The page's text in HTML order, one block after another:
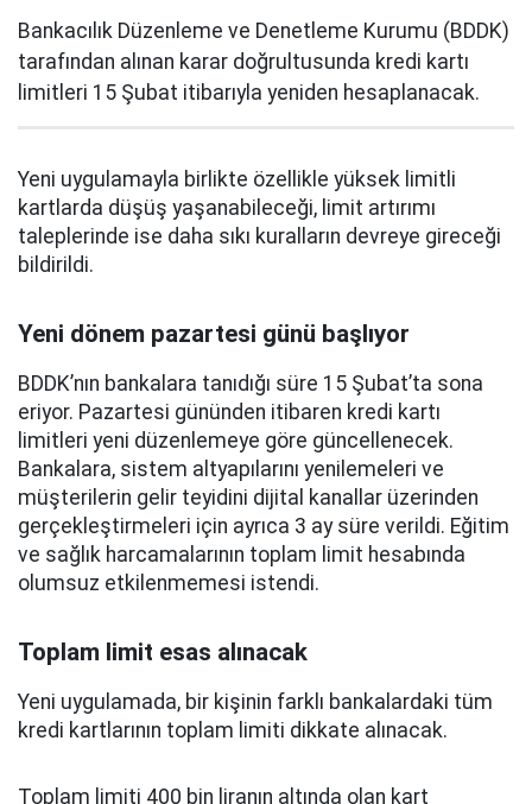
Bankacılık Düzenleme ve Denetleme Kurumu (BDDK)
tarafından alınan karar doğrultusunda kredi kartı
limitleri 15 Şubat itibarıyla yeniden hesaplanacak.
Yeni uygulamayla birlikte özellikle yüksek limitli
kartlarda düşüş yaşanabileceği, limit artırımı
taleplerinde ise daha sıkı kuralların devreye gireceği
bildirildi.
Yeni dönem pazartesi günü başlıyor
BDDK’nın bankalara tanıdığı süre 15 Şubat’ta sona
eriyor. Pazartesi gününden itibaren kredi kartı
limitleri yeni düzenlemeye göre güncellenecek.
Bankalara, sistem altyapılarını yenilemeleri ve
müşterilerin gelir teyidini dijital kanallar üzerinden
gerçekleştirmeleri için ayrıca 3 ay süre verildi. Eğitim
ve sağlık harcamalarının toplam limit hesabında
olumsuz etkilenmemesi istendi.
Toplam limit esas alınacak
Yeni uygulamada, bir kişinin farklı bankalardaki tüm
kredi kartlarının toplam limiti dikkate alınacak.
Toplam limiti 400 bin liranın altında olan kart